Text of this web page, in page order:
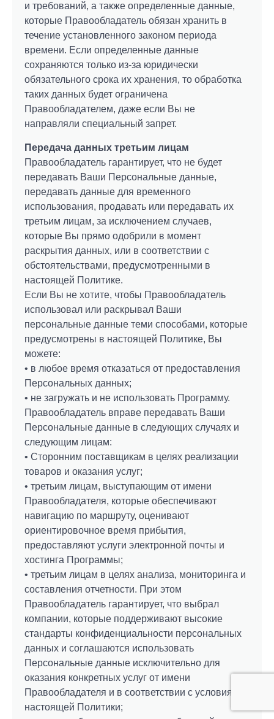
и требований, а также определенные данные,
которые Правообладатель обязан хранить в
течение установленного законом периода
времени. Если определенные данные
сохраняются только из-за юридически
обязательного срока их хранения, то обработка
таких данных будет ограничена
Правообладателем, даже если Вы не
направляли специальный запрет.
Передача данных третьим лицам
Правообладатель гарантирует, что не будет
передавать Ваши Персональные данные,
передавать данные для временного
использования, продавать или передавать их
третьим лицам, за исключением случаев,
которые Вы прямо одобрили в момент
раскрытия данных, или в соответствии с
обстоятельствами, предусмотренными в
настоящей Политике.
Если Вы не хотите, чтобы Правообладатель
использовал или раскрывал Ваши
персональные данные теми способами, которые
предусмотрены в настоящей Политике, Вы
можете:
• в любое время отказаться от предоставления
Персональных данных;
• не загружать и не использовать Программу.
Правообладатель вправе передавать Ваши
Персональные данные в следующих случаях и
следующим лицам:
• Сторонним поставщикам в целях реализации
товаров и оказания услуг;
• третьим лицам, выступающим от имени
Правообладателя, которые обеспечивают
навигацию по маршруту, оценивают
ориентировочное время прибытия,
предоставляют услуги электронной почты и
хостинга Программы;
• третьим лицам в целях анализа, мониторинга и
составления отчетности. При этом
Правообладатель гарантирует, что выбрал
компании, которые поддерживают высокие
стандарты конфиденциальности персональных
данных и соглашаются использовать
Персональные данные исключительно для
оказания конкретных услуг от имени
Правообладателя и в соответствии с условиями
настоящей Политики;